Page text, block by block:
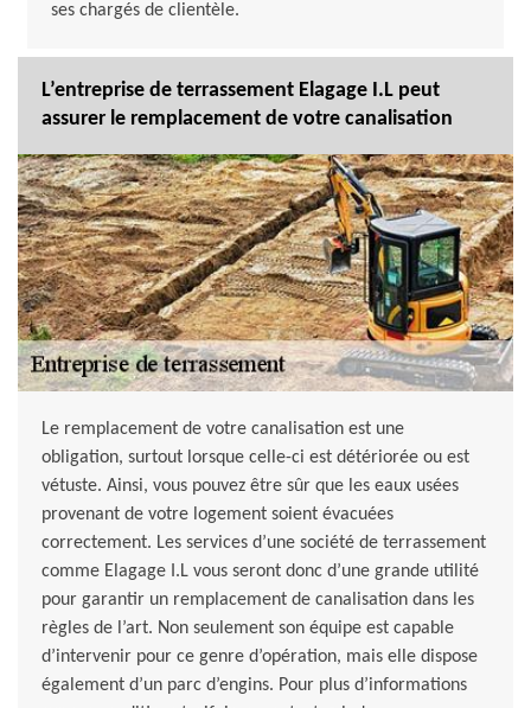
ses chargés de clientèle.
L’entreprise de terrassement Elagage I.L peut
assurer le remplacement de votre canalisation
Le remplacement de votre canalisation est une
obligation, surtout lorsque celle-ci est détériorée ou est
vétuste. Ainsi, vous pouvez être sûr que les eaux usées
provenant de votre logement soient évacuées
correctement. Les services d’une société de terrassement
comme Elagage I.L vous seront donc d’une grande utilité
pour garantir un remplacement de canalisation dans les
règles de l’art. Non seulement son équipe est capable
d’intervenir pour ce genre d’opération, mais elle dispose
également d’un parc d’engins. Pour plus d’informations